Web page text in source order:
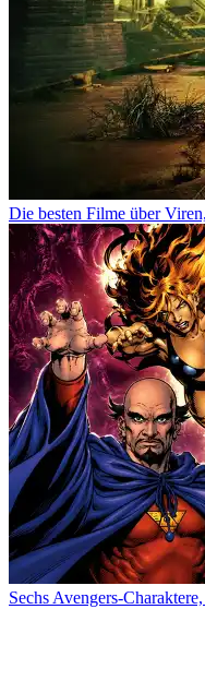
Die besten Filme über
Sechs Avengers-